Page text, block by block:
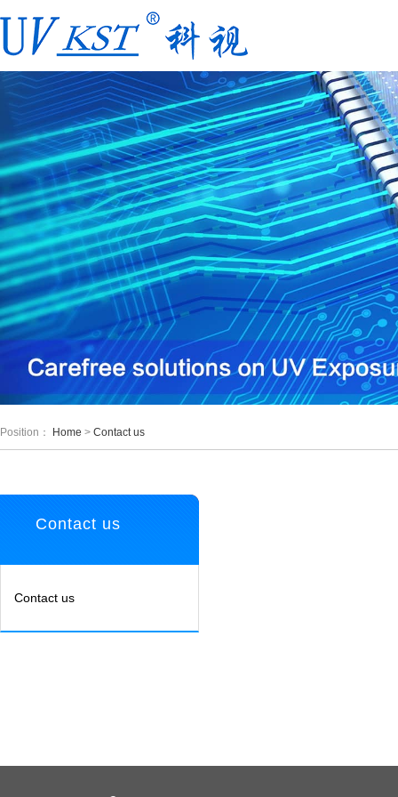
Position： Home > Contact us
Contact us
Contact us